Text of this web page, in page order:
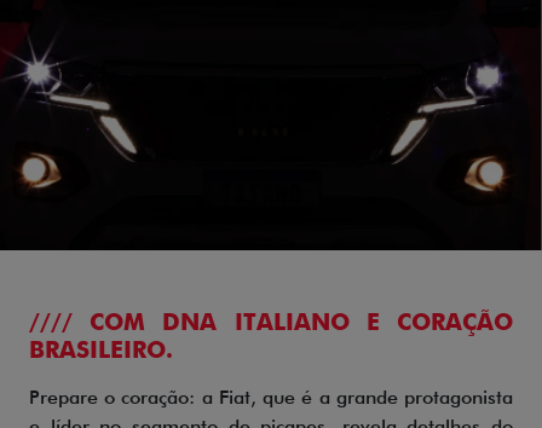
//// COM DNA ITALIANO E CORAÇÃO
BRASILEIRO.
Prepare o coração: a Fiat, que é a grande protagonista